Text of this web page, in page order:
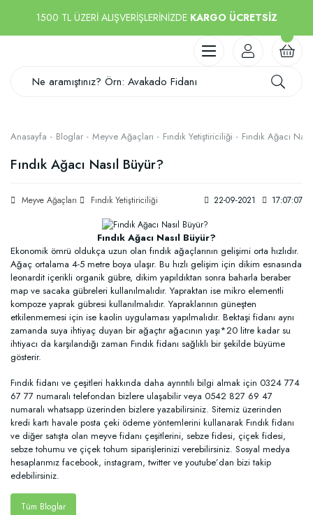
1500 TL ÜZERİ ALIŞVERİŞLERİNİZDE KARGO ÜCRETSİZ
Anasayfa Bloglar Meyve Ağaçları Fındık Yetiştiriciliği Fındık Ağacı
Fındık Ağacı Nasıl Büyür?
Meyve Ağaçları Fındık Yetiştiriciliği 22-09-2021 17:07:07
Fındık Ağacı Nasıl Büyür?
Ekonomik ömrü oldukça uzun olan fındık ağaçlarının gelişimi orta hızlıdır.
Ağaç ortalama 4-5 metre boya ulaşır. Bu hızlı gelişim için dikim esnasında
leonardit içerikli organik gübre, dikim yapıldıktan sonra baharla beraber
map ve sacaka gübreleri kullanılmalıdır. Yapraktan ise mikro elementli
kompoze yaprak gübresi kullanılmalıdır. Yapraklarının güneşten
etkilenmemesi için ise kaolin uygulaması yapılmalıdır. Bektaşi fidanı aynı
zamanda suya ihtiyaç duyan bir ağaçtır ağacının yaşı*20 litre kadar su
ihtiyacı da karşılandığı zaman Fındık fidanı sağlıklı bir şekilde büyüme
gösterir.
Fındık fidanı ve çeşitleri hakkında daha ayrıntılı bilgi almak için 0324 774
67 77 numaralı telefondan bizlere ulaşabilir veya 0542 827 69 47
numaralı whatsapp üzerinden bizlere yazabilirsiniz. Sitemiz üzerinden
kredi kartı havale posta çeki ödeme yöntemlerini kullanarak Fındık fidanı
ve diğer satışta olan meyve fidanı çeşitlerini, sebze fidesi, çiçek fidesi,
sebze tohumu ve çiçek tohum siparişlerinizi verebilirsiniz. Sosyal medya
hesaplarımız facebook, instagram, twitter ve youtube’dan bizi takip
edebilirsiniz.
Tüm Bloglar